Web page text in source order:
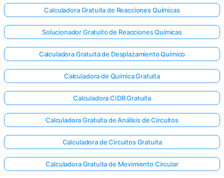
Calculadora Gratuita de Reacciones Químicas
Solucionador Gratuito de Reacciones Químicas
Calculadora Gratuita de Desplazamiento Químico
Calculadora de Química Gratuita
Calculadora CIDR Gratuita
Calculadora Gratuita de Análisis de Circuitos
Calculadora de Circuitos Gratuita
Calculadora Gratuita de Movimiento Circular